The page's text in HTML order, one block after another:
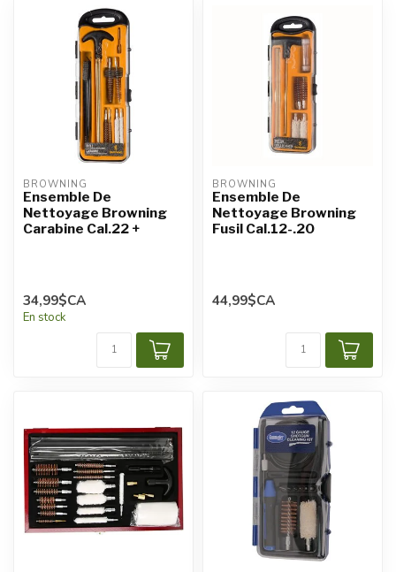
BROWNING
Ensemble De
Nettoyage Browning
Carabine Cal.22 +
34,99$CA
En stock
BROWNING
Ensemble De
Nettoyage Browning
Fusil Cal.12-.20
44,99$CA